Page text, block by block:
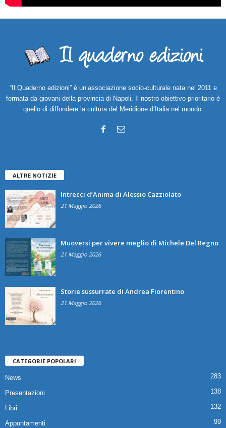
“Il Quaderno edizioni” è un’associazione socio-culturale nata nel 2011 e
formata da giovani della provincia di Napoli. Il nostro obiettivo prioritario è
quello di diffondere la cultura del Meridione d’Italia nel mondo.
ALTRE NOTIZIE
Intrecci d’Anima di Alessio Cazziolato
21 Maggio 2026
Muoversi per vivere meglio di Michele Del Regno
21 Maggio 2026
Storie sussurrate di Andrea Fiorentino
21 Maggio 2026
CATEGORIE POPOLARI
News 283
Presentazioni 138
Libri 132
Appuntamenti 99